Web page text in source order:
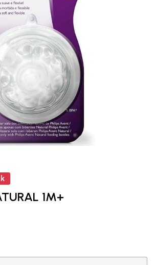
1M+